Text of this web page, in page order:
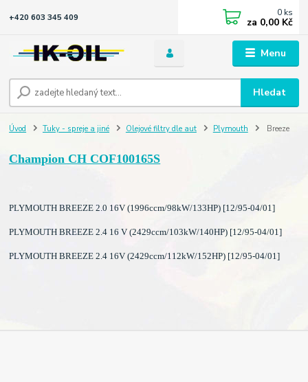
Menu
Hledat
+420 603 345 409 0 ks
za 0,00 Kč
Úvod Tuky - spreje a jiné Olejové filtry dle aut Plymouth Breeze
Champion CH COF100165S
PLYMOUTH BREEZE 2.0 16V (1996ccm/98kW/133HP) [12/95-04/01]
PLYMOUTH BREEZE 2.4 16 V (2429ccm/103kW/140HP) [12/95-04/01]
PLYMOUTH BREEZE 2.4 16V (2429ccm/112kW/152HP) [12/95-04/01]